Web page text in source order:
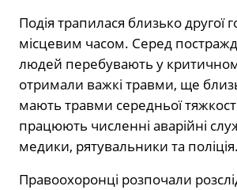
Подія трапилася близько другої
місцевим часом. Серед
людей перебувають у
отримали важкі травми, ще
мають травми середньої
працюють численні аварійні
медики, рятувальники та поліція.
Правоохоронці розпочали